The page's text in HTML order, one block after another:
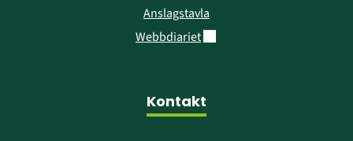
Anslagstavla
WebbdiarietLänk till annan webbplats.
Kontakt